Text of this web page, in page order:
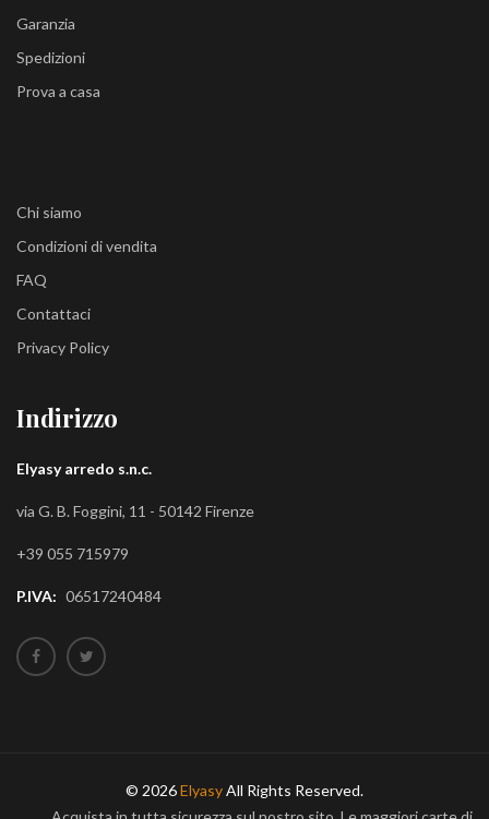
Garanzia
Spedizioni
Prova a casa
Chi siamo
Condizioni di vendita
FAQ
Contattaci
Privacy Policy
Indirizzo
Elyasy arredo s.n.c.
via G. B. Foggini, 11 - 50142 Firenze
+39 055 715979
P.IVA: 06517240484
© 2026ElyasyAll Rights Reserved.